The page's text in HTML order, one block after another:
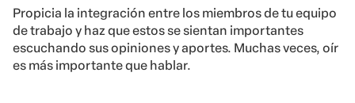
Propicia la integración entre los miembros de tu equipo
de trabajo y haz que estos se sientan importantes
escuchando sus opiniones y aportes. Muchas veces, oír
es más importante que hablar.